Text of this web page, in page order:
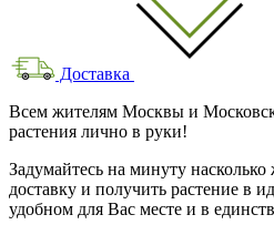
Доставка
Всем жителям Москвы и
растения лично в руки!
Задумайтесь на минуту
доставку и получить растение в
удобном для Вас месте и в